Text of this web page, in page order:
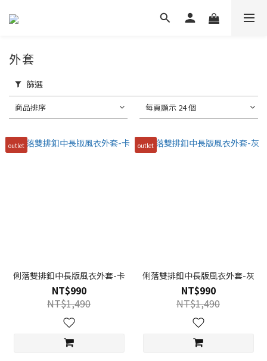
外套
篩選
商品排序 每頁顯示 24 個
outlet
俐落雙排釦中長版風衣外套-卡
NT$990
NT$1,490
outlet
俐落雙排釦中長版風衣外套-灰
NT$990
NT$1,490